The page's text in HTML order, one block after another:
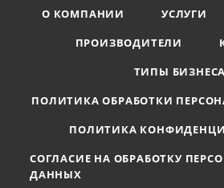
О КОМПАНИИ УСЛУГИ
ПРОИЗВОДИТЕЛИ
ТИПЫ БИЗНЕСА
ПОЛИТИКА ОБРАБОТКИ
ПОЛИТИКА
СОГЛАСИЕ НА ОБРАБОТКУ
ДАННЫХ